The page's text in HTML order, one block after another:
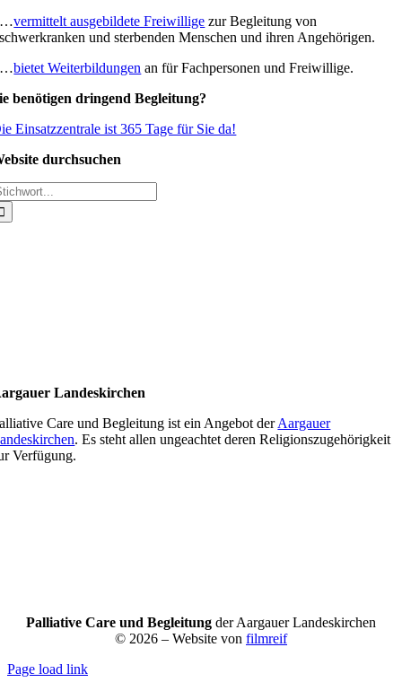
…vermittelt ausgebildete Freiwillige zur Begleitung von
schwerkranken und sterbenden Menschen und ihren Angehörigen.
…bietet Weiterbildungen an für Fachpersonen und Freiwillige.
benötigen dringend Begleitung?
Einsatzzentrale ist 365 Tage für Sie da!
durchsuchen
Landeskirchen
Care und Begleitung ist ein Angebot derAargauer
. Es steht allen ungeachtet deren Religionszugehörigkeit
Verfügung.
Palliative Care und Begleitung der Aargauer Landeskirchen
© 2026 – Website von filmreif
Page load link